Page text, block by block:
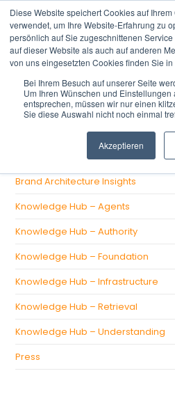
Diese Website speichert Cookies auf
verwendet, um Ihre Website-Erfahrung zu
persönlich auf Sie zugeschnittenen
auf dieser Website als auch auf anderen
von uns eingesetzten Cookies finden Sie
Bei Ihrem Besuch auf unserer Seite
Um Ihren Wünschen und
entsprechen, müssen wir nur einen
Sie diese Auswahl nicht noch einmal
Akzeptieren
There aren't any posts currently
Brand Architecture Insights
Knowledge Hub – Agents
Knowledge Hub – Authority
Knowledge Hub – Foundation
Knowledge Hub – Infrastructure
Knowledge Hub – Retrieval
Knowledge Hub – Understanding
Press